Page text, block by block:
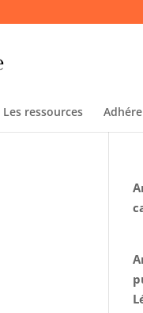
Les ressources